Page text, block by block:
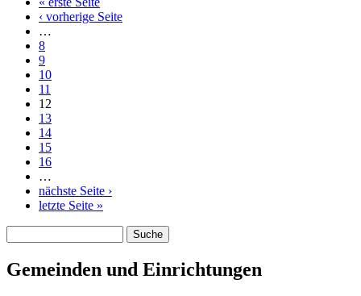
Seiten‹ vorherige Seite
…
8
9
10
11
12
13
14
15
16
…
nächste Seite ›
letzte Seite »
Gemeinden und Einrichtungen